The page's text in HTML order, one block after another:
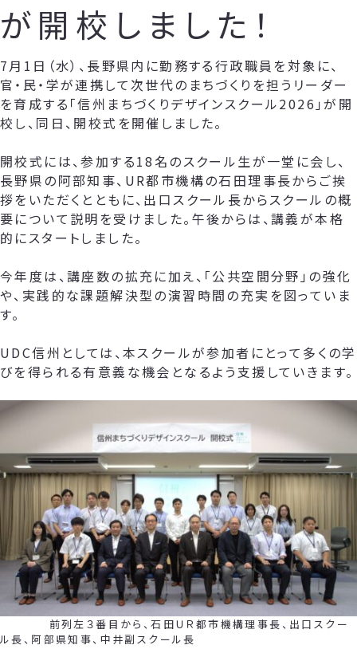
が開校しました！
7月1日（水）、長野県内に勤務する行政職員を対象に、
官・民・学が連携して次世代のまちづくりを担うリーダー
を育成する「信州まちづくりデザインスクール2026」が開
校し、同日、開校式を開催しました。
開校式には、参加する18名のスクール生が一堂に会し、
長野県の阿部知事、UR都市機構の石田理事長からご挨
拶をいただくとともに、出口スクール長からスクールの概
要について説明を受けました。午後からは、講義が本格
的にスタートしました。
今年度は、講座数の拡充に加え、「公共空間分野」の強化
や、実践的な課題解決型の演習時間の充実を図っていま
す。
UDC信州としては、本スクールが参加者にとって多くの学
びを得られる有意義な機会となるよう支援していきます。
前列左３番目から、石田ＵＲ都市機構理事長、出口スクー
ル長、阿部県知事、中井副スクール長